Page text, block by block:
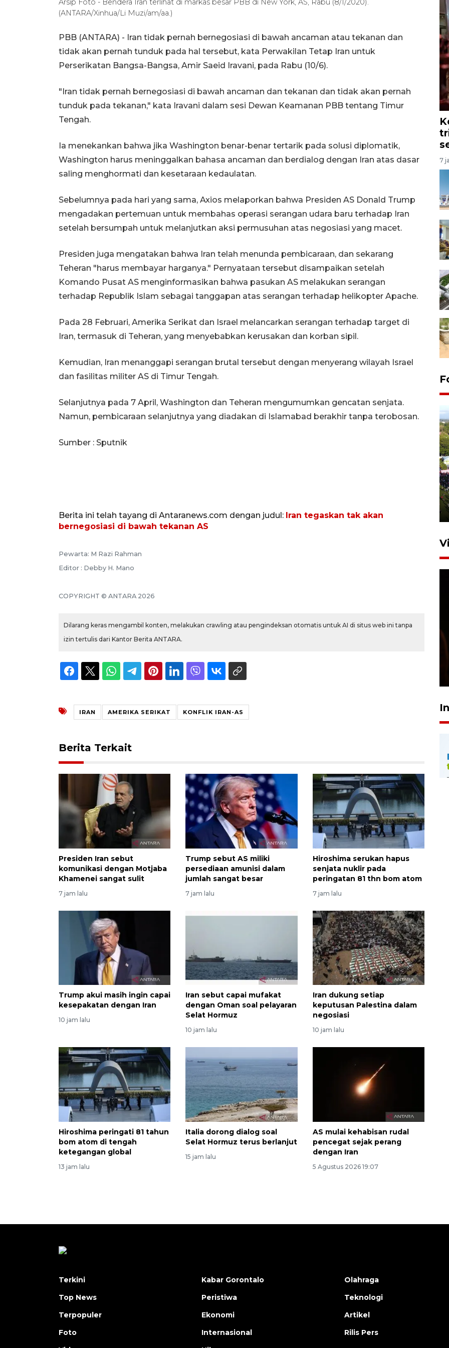
Arsip Foto - Bendera Iran terlihat di markas besar PBB di New York, AS, Rabu (8/1/2020).
(ANTARA/Xinhua/Li Muzi/am/aa.)
PBB (ANTARA) - Iran tidak pernah bernegosiasi di bawah ancaman atau tekanan dan
tidak akan pernah tunduk pada hal tersebut, kata Perwakilan Tetap Iran untuk
Perserikatan Bangsa-Bangsa, Amir Saeid Iravani, pada Rabu (10/6).
"Iran tidak pernah bernegosiasi di bawah ancaman dan tekanan dan tidak akan pernah
tunduk pada tekanan," kata Iravani dalam sesi Dewan Keamanan PBB tentang Timur
Tengah.
Ia menekankan bahwa jika Washington benar-benar tertarik pada solusi diplomatik,
Washington harus meninggalkan bahasa ancaman dan berdialog dengan Iran atas dasar
saling menghormati dan kesetaraan kedaulatan.
Sebelumnya pada hari yang sama, Axios melaporkan bahwa Presiden AS Donald Trump
mengadakan pertemuan untuk membahas operasi serangan udara baru terhadap Iran
setelah bersumpah untuk melanjutkan aksi permusuhan atas negosiasi yang macet.
Presiden juga mengatakan bahwa Iran telah menunda pembicaraan, dan sekarang
Teheran "harus membayar harganya." Pernyataan tersebut disampaikan setelah
Komando Pusat AS menginformasikan bahwa pasukan AS melakukan serangan
terhadap Republik Islam sebagai tanggapan atas serangan terhadap helikopter Apache.
Pada 28 Februari, Amerika Serikat dan Israel melancarkan serangan terhadap target di
Iran, termasuk di Teheran, yang menyebabkan kerusakan dan korban sipil.
Kemudian, Iran menanggapi serangan brutal tersebut dengan menyerang wilayah Israel
dan fasilitas militer AS di Timur Tengah.
Selanjutnya pada 7 April, Washington dan Teheran mengumumkan gencatan senjata.
Namun, pembicaraan selanjutnya yang diadakan di Islamabad berakhir tanpa terobosan.
Sumber : Sputnik
Berita ini telah tayang di Antaranews.com dengan judul: Iran tegaskan tak akan
bernegosiasi di bawah tekanan AS
Pewarta: M Razi Rahman
Editor : Debby H. Mano
COPYRIGHT © ANTARA 2026
Dilarang keras mengambil konten, melakukan crawling atau pengindeksan otomatis untuk AI di situs web ini tanpa
izin tertulis dari Kantor Berita ANTARA.
IRAN AMERIKA SERIKAT KONFLIK IRAN-AS
Berita Terkait
Presiden Iran sebut
komunikasi dengan Motjaba
Khamenei sangat sulit
7 jam lalu
Trump sebut AS miliki
persediaan amunisi dalam
jumlah sangat besar
7 jam lalu
Hiroshima serukan hapus
senjata nuklir pada
peringatan 81 thn bom atom
7 jam lalu
Trump akui masih ingin capai
kesepakatan dengan Iran
10 jam lalu
Iran sebut capai mufakat
dengan Oman soal pelayaran
Selat Hormuz
10 jam lalu
Iran dukung setiap
keputusan Palestina dalam
negosiasi
10 jam lalu
Hiroshima peringati 81 tahun
bom atom di tengah
ketegangan global
13 jam lalu
Italia dorong dialog soal
Selat Hormuz terus berlanjut
15 jam lalu
AS mulai kehabisan rudal
pencegat sejak perang
dengan Iran
5 Agustus 2026 19:07
7
Memberantas kejahatan
jalanan Jakarta
Terkini
Top News
Terpopuler
Foto
Kabar Gorontalo
Peristiwa
Ekonomi
Internasional
Olahraga
Teknologi
Artikel
Rilis Pers